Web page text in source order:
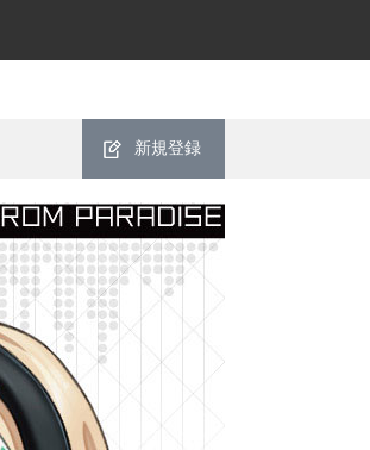
新規登録